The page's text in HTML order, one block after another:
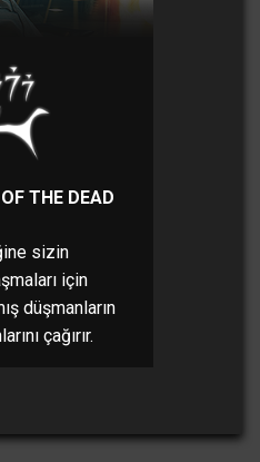
THE DEAD
sizin
için
düşmanların
çağırır.